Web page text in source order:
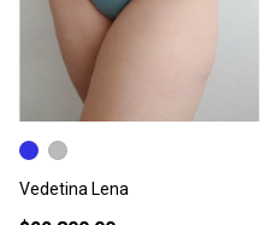
Vedetina Lena